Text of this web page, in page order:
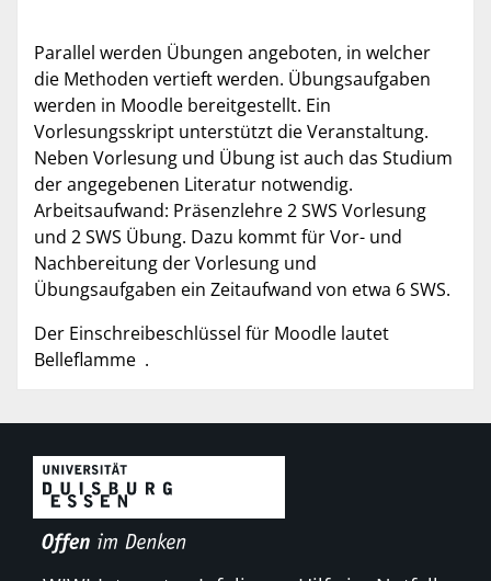
Parallel werden Übungen angeboten, in welcher
die Methoden vertieft werden. Übungsaufgaben
werden in Moodle bereitgestellt. Ein
Vorlesungsskript unterstützt die Veranstaltung.
Neben Vorlesung und Übung ist auch das Studium
der angegebenen Literatur notwendig.
Arbeitsaufwand: Präsenzlehre 2 SWS Vorlesung
und 2 SWS Übung. Dazu kommt für Vor- und
Nachbereitung der Vorlesung und
Übungsaufgaben ein Zeitaufwand von etwa 6 SWS.
Der Einschreibeschlüssel für Moodle lautet
Belleflamme .